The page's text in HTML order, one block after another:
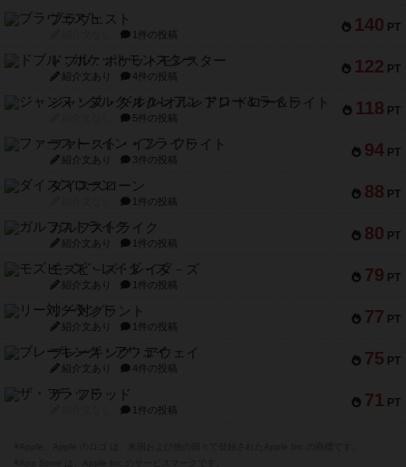
140 PT
ブラヴェスト
1件の投稿
122 PT
ドブル：ポケットモンスター
紹介文あり 4件の投稿
118 PT
ジャンヌ・ダルク-オルレアン ドロー＆ライト
5件の投稿
94 PT
ファースト・イン・フライト
紹介文あり 3件の投稿
88 PT
ダイススローン
1件の投稿
80 PT
ガルフストライク
紹介文あり 1件の投稿
79 PT
モズビ－ズ・レイダ－ズ
紹介文あり 1件の投稿
77 PT
リー対グラント
紹介文あり 1件の投稿
75 PT
ブレーキング・アウェイ
紹介文あり 4件の投稿
71 PT
ザ・フラッド
1件の投稿